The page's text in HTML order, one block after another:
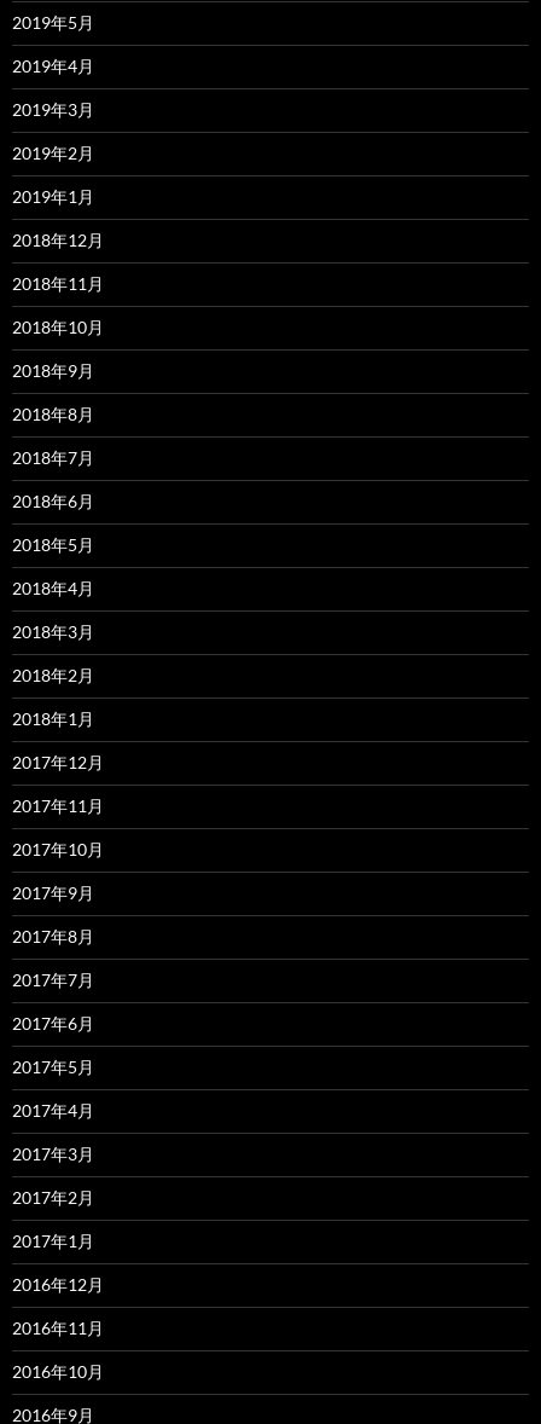
2019年5月
2019年4月
2019年3月
2019年2月
2019年1月
2018年12月
2018年11月
2018年10月
2018年9月
2018年8月
2018年7月
2018年6月
2018年5月
2018年4月
2018年3月
2018年2月
2018年1月
2017年12月
2017年11月
2017年10月
2017年9月
2017年8月
2017年7月
2017年6月
2017年5月
2017年4月
2017年3月
2017年2月
2017年1月
2016年12月
2016年11月
2016年10月
2016年9月